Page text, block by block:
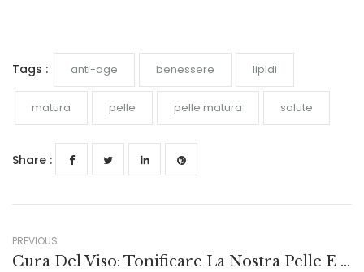
Tags : anti-age benessere lipidi
matura pelle pelle matura salute
Share :
PREVIOUS
Cura Del Viso: Tonificare La Nostra Pelle E Sentirci Più Rilassati